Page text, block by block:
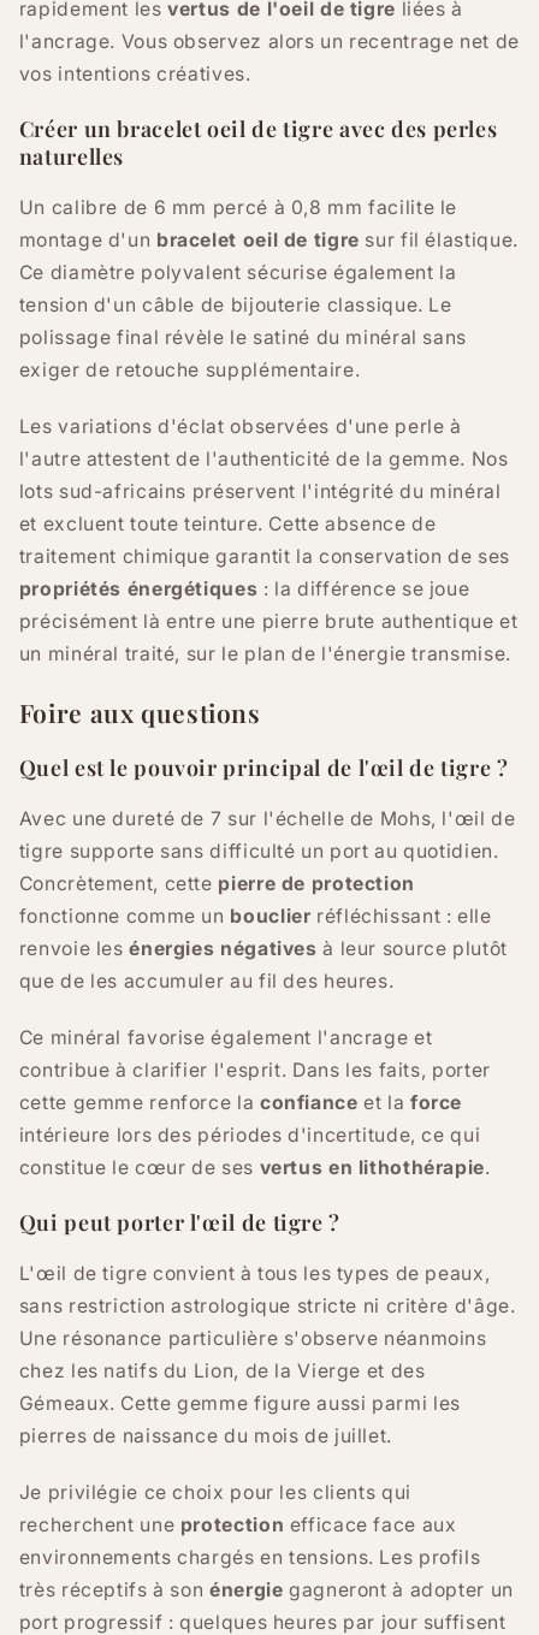
rapidement lesvertus de l'oeil de tigre liées à
l'ancrage. Vous observez alors un recentrage net de
vos intentions créatives.
Créer un bracelet oeil de tigre avec des perles
naturelles
Un calibre de 6 mm percé à 0,8 mm facilite le
montage d'un bracelet oeil de tigre sur fil élastique.
Ce diamètre polyvalent sécurise également la
tension d'un câble de bijouterie classique. Le
polissage final révèle le satiné du minéral sans
exiger de retouche supplémentaire.
Les variations d'éclat observées d'une perle à
l'autre attestent de l'authenticité de la gemme. Nos
lots sud-africains préservent l'intégrité du minéral
et excluent toute teinture. Cette absence de
traitement chimique garantit la conservation de ses
propriétés énergétiques : la différence se joue
précisément là entre une pierre brute authentique et
un minéral traité, sur le plan de l'énergie transmise.
Foire aux questions
Quel est le pouvoir principal de l'œil de tigre ?
Avec une dureté de 7 sur l'échelle de Mohs, l'œil de
tigre supporte sans difficulté un port au quotidien.
Concrètement, cette pierre de protection
fonctionne comme un bouclier réfléchissant : elle
renvoie lesénergies négatives à leur source plutôt
que de les accumuler au fil des heures.
Ce minéral favorise également l'ancrage et
contribue à clarifier l'esprit. Dans les faits, porter
cette gemme renforce la confiance et la force
intérieure lors des périodes d'incertitude, ce qui
constitue le cœur de ses vertus en lithothérapie.
Qui peut porter l'œil de tigre ?
L'œil de tigre convient à tous les types de peaux,
sans restriction astrologique stricte ni critère d'âge.
Une résonance particulière s'observe néanmoins
chez les natifs du Lion, de la Vierge et des
Gémeaux. Cette gemme figure aussi parmi les
pierres de naissance du mois de juillet.
Je privilégie ce choix pour les clients qui
recherchent une protection efficace face aux
environnements chargés en tensions. Les profils
très réceptifs à son énergie gagneront à adopter un
port progressif : quelques heures par jour suffisent